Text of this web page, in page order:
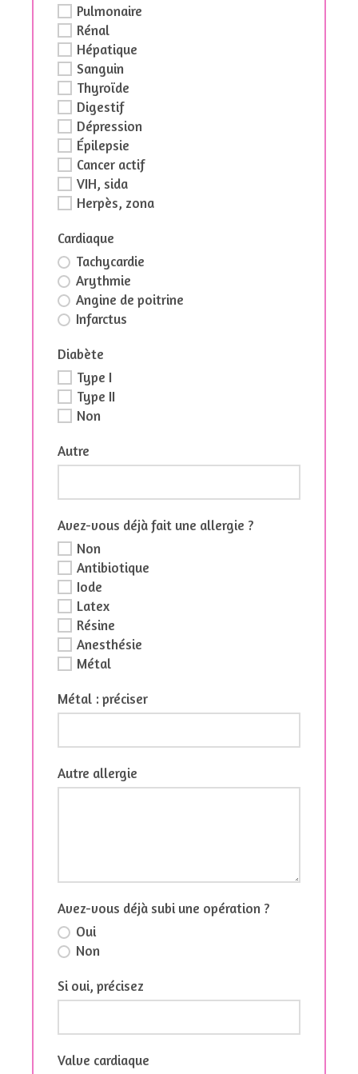
Pulmonaire
Rénal
Hépatique
Sanguin
Thyroïde
Digestif
Dépression
Épilepsie
Cancer actif
VIH, sida
Herpès, zona
Cardiaque
Tachycardie
Arythmie
Angine de poitrine
Infarctus
Diabète
Type I
Type II
Non
Autre
Avez-vous déjà fait une allergie ?
Non
Antibiotique
Iode
Latex
Résine
Anesthésie
Métal
Métal : préciser
Autre allergie
Avez-vous déjà subi une opération ?
Oui
Non
Si oui, précisez
Valve cardiaque